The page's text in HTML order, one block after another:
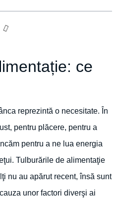
ce
reprezintă o necesitate. În
pentru plăcere, pentru a
pentru a ne lua energia
Tulburările de alimentaţie
nu au apărut recent, însă sunt
unor factori diverşi ai